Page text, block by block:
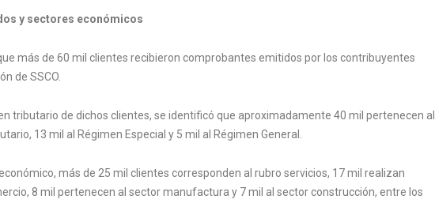
y sectores económicos
más de 60 mil clientes recibieron comprobantes emitidos por los contribuyentes
de SSCO.
tributario de dichos clientes, se identificó que aproximadamente 40 mil pertenecen al
13 mil al Régimen Especial y 5 mil al Régimen General.
más de 25 mil clientes corresponden al rubro servicios, 17 mil realizan
8 mil pertenecen al sector manufactura y 7 mil al sector construcción, entre los